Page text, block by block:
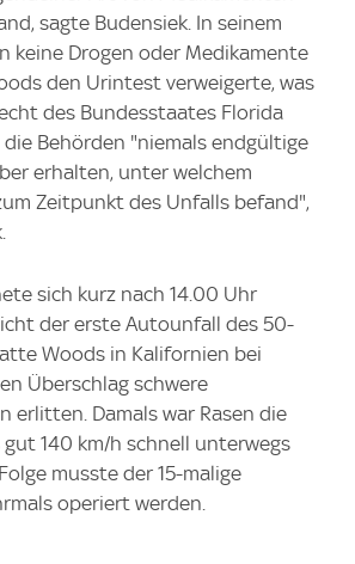
sagte Budensiek. In seinem
keine Drogen oder Medikamente
den Urintest verweigerte, was
des Bundesstaates Florida
Behörden "niemals endgültige
erhalten, unter welchem
Zeitpunkt des Unfalls befand",
sich kurz nach 14.00 Uhr
der erste Autounfall des 50-
Woods in Kalifornien bei
Überschlag schwere
erlitten. Damals war Rasen die
gut 140 km/h schnell unterwegs
musste der 15-malige
operiert werden.